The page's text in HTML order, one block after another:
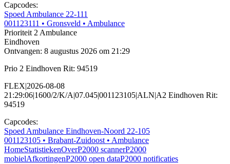
Capcodes:
Spoed Ambulance 22-111
001123111 • Gronsveld • Ambulance
Prioriteit 2Ambulance
Eindhoven
Ontvangen: 8 augustus 2026 om 21:29
Prio 2 Eindhoven Rit: 94519
FLEX|2026-08-08
21:29:06|1600/2/K/A|07.045|001123105|ALN|A2 Eindhoven Rit:
94519
Capcodes:
Spoed Ambulance Eindhoven-Noord 22-105
001123105 • Brabant-Zuidoost• Ambulance
HomeStatistiekenOverP2000 scannerP2000
mobielAfkortingenP2000 open dataP2000 notificaties